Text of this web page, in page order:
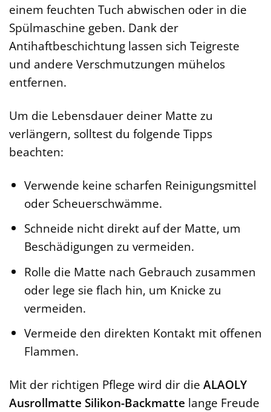
einem feuchten Tuch abwischen oder in die
Spülmaschine geben. Dank der
Antihaftbeschichtung lassen sich Teigreste
und andere Verschmutzungen mühelos
entfernen.
Um die Lebensdauer deiner Matte zu
verlängern, solltest du folgende Tipps
beachten:
Verwende keine scharfen Reinigungsmittel
oder Scheuerschwämme.
Schneide nicht direkt auf der Matte, um
Beschädigungen zu vermeiden.
Rolle die Matte nach Gebrauch zusammen
oder lege sie flach hin, um Knicke zu
vermeiden.
Vermeide den direkten Kontakt mit offenen
Flammen.
Mit der richtigen Pflege wird dir die ALAOLY
Ausrollmatte Silikon-Backmatte lange Freude